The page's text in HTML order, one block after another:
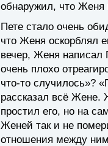
обнаружил, что Женя
Пете стало очень
что Женя оскорблял
вечер, Женя написал
очень плохо
что-то случилось»?
рассказал всё Жене.
простил его, но на
Женей так и не
отношения между